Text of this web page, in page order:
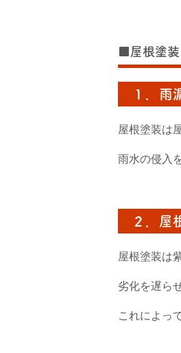
■屋根塗装
１．雨
屋根塗装は
雨水の侵入
２．屋
屋根塗装は
劣化を遅ら
これによっ